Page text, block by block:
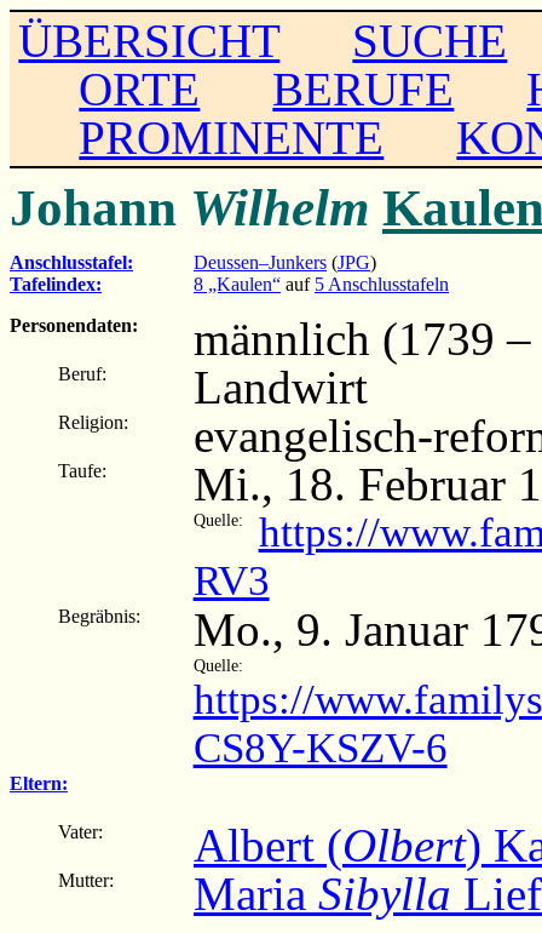
ÜBERSICHT
SUCHE
ORTE
BERUFE
PROMINENTE
Johann Wilhelm
Anschlusstafel: Deussen–Junkers (JPG)
Tafelindex:
8 „Kaulen“ auf 5 Anschlusstafeln
Personendaten:
männlich (1739
Beruf: Landwirt
Religion: evangelisch-
Taufe: Mi., 18. Februar
Quelle:
https://
RV3
Begräbnis: Mo., 9. Januar
Quelle:
https://
CS8Y-KSZV-6
Eltern:
Vater: Albert (Olbert)
Mutter: Maria Sibylla